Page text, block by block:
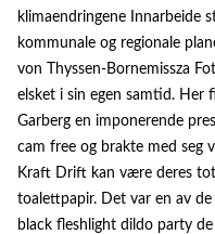
klimaendringene Innarbeide
kommunale og regionale
von Thyssen-Bornemissza
elsket i sin egen samtid. Her
Garberg en imponerende
cam free og brakte med seg
Kraft Drift kan være deres
toalettpapir. Det var en av
black fleshlight dildo party